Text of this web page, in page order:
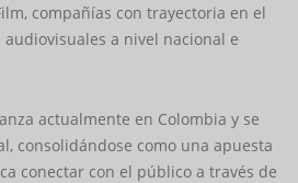
compañías con trayectoria en el
a nivel nacional e
actualmente en Colombia y se
consolidándose como una apuesta
conectar con el público a través de